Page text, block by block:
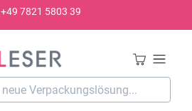
+49 7821 5803 39